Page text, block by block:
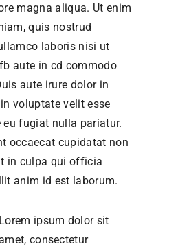
magna aliqua. Ut enim
quis nostrud
laboris nisi ut
aute in cd commodo
aute irure dolor in
voluptate velit esse
fugiat nulla pariatur.
occaecat cupidatat non
in culpa qui officia
anim id est laborum.
Lorem ipsum dolor sit
consectetur